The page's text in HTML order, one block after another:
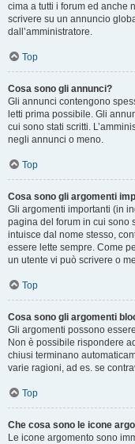
cima a tutti i forum ed anche
scrivere su un annuncio
dall’amministratore.
Top
Cosa sono gli annunci?
Gli annunci contengono
letti prima possibile. Gli
cui sono stati scritti.
negli annunci o meno.
Top
Cosa sono gli argomenti
Gli argomenti importanti (in
pagina del forum in cui sono
intuisce dal nome stesso,
essere lette sempre. Come
un utente vi può scrivere o
Top
Cosa sono gli argomenti
Gli argomenti possono
Non è possibile rispondere
chiusi terminano
varie ragioni, ad es. se
Top
Che cosa sono le icone
Le icone argomento sono